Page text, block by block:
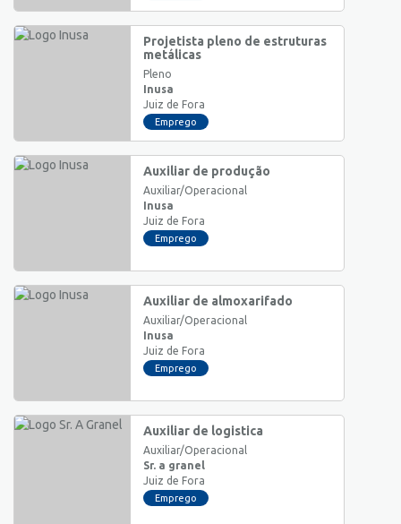
Projetista pleno de estruturas
metálicas
Pleno
Inusa
Juiz de Fora
Emprego
Auxiliar de produção
Auxiliar/Operacional
Inusa
Juiz de Fora
Emprego
Auxiliar de almoxarifado
Auxiliar/Operacional
Inusa
Juiz de Fora
Emprego
Auxiliar de logistica
Auxiliar/Operacional
Sr. a granel
Juiz de Fora
Emprego